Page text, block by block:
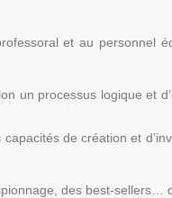
et au personnel
un processus logique et
de création et
des best-sellers…